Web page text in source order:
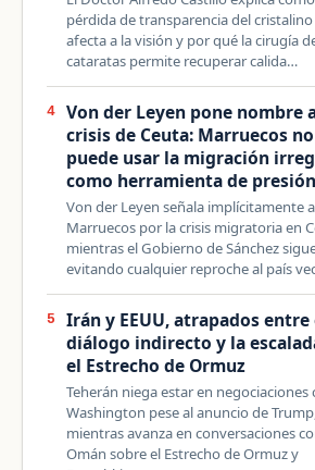
pérdida de transparencia del cristalino
afecta a la visión y por qué la cirugía
cataratas permite recuperar calida…
4
Von der Leyen pone nombre
crisis de Ceuta: Marruecos no
puede usar la migración
como herramienta de presión
Von der Leyen señala implícitamente a
Marruecos por la crisis migratoria en
mientras el Gobierno de Sánchez
evitando cualquier reproche al país
5
Irán y EEUU, atrapados entre
diálogo indirecto y la
el Estrecho de Ormuz
Teherán niega estar en negociaciones
Washington pese al anuncio de Trump,
mientras avanza en conversaciones
Omán sobre el Estrecho de Ormuz y